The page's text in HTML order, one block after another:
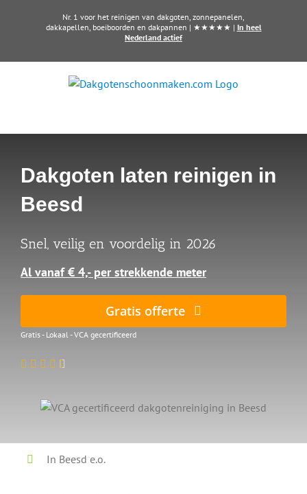
Nr. 1 voor het reinigen van dakgoten, zonnepanelen,
dakkapellen, boeiboorden en dakpannen | ★★★★★ | In heel
Nederland actief
Dakgoten laten reinigen in
Beesd
Snel, veilig en voordelig in 2026
Al vanaf € 4,- per strekkende meter
Gratis offerte
Gratis - Lokaal - VCA gecertificeerd
In Beesd e.o.